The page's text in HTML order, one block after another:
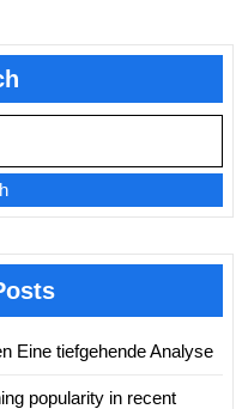
In
Eine tiefgehende Analyse
popularity in recent